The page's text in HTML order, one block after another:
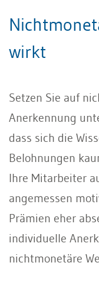
wirkt
Setzen Sie auf
Anerkennung
dass sich die
Belohnungen
Ihre Mitarbeiter
angemessen
Prämien eher
individuelle
nichtmonetäre